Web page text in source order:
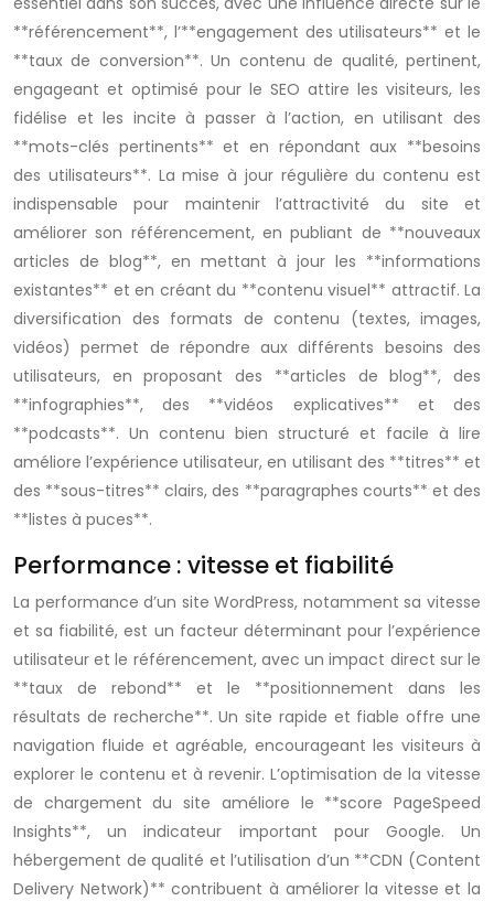
**référencement**, l’**engagement des utilisateurs** et le
**taux de conversion**. Un contenu de qualité, pertinent,
engageant et optimisé pour le SEO attire les visiteurs, les
fidélise et les incite à passer à l’action, en utilisant des
**mots-clés pertinents** et en répondant aux **besoins
des utilisateurs**. La mise à jour régulière du contenu est
indispensable pour maintenir l’attractivité du site et
améliorer son référencement, en publiant de **nouveaux
articles de blog**, en mettant à jour les **informations
existantes** et en créant du **contenu visuel** attractif. La
diversification des formats de contenu (textes, images,
vidéos) permet de répondre aux différents besoins des
utilisateurs, en proposant des **articles de blog**, des
**infographies**, des **vidéos explicatives** et des
**podcasts**. Un contenu bien structuré et facile à lire
améliore l’expérience utilisateur, en utilisant des **titres** et
des **sous-titres** clairs, des **paragraphes courts** et des
**listes à puces**.
Performance : vitesse et fiabilité
La performance d’un site WordPress, notamment sa vitesse
et sa fiabilité, est un facteur déterminant pour l’expérience
utilisateur et le référencement, avec un impact direct sur le
**taux de rebond** et le **positionnement dans les
résultats de recherche**. Un site rapide et fiable offre une
navigation fluide et agréable, encourageant les visiteurs à
explorer le contenu et à revenir. L’optimisation de la vitesse
de chargement du site améliore le **score PageSpeed
Insights**, un indicateur important pour Google. Un
hébergement de qualité et l’utilisation d’un **CDN (Content
Delivery Network)** contribuent à améliorer la vitesse et la